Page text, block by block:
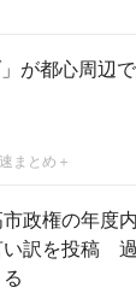
が都心周辺
まとめ＋
政権の年度
い訳を投稿